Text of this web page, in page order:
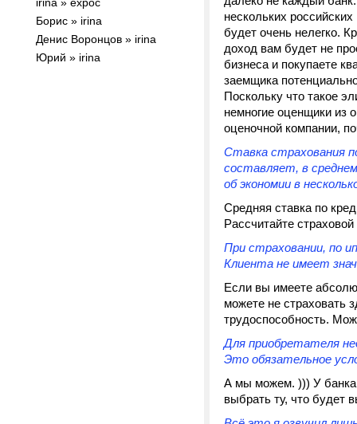
Борис » irina
Денис Воронцов » irina
Юрий » irina
нескольких
будет очень нелегко.
доход вам будет не
бизнеса и покупаете
заемщика
Поскольку что такое
немногие оценщики из
оценочной компании,
Ставка страхования
составляет, в
об экономии в
Средняя ставка по
Рассчитайте
При страховании, по
Клиента не имеет
Если вы имеете
можете не страховать
трудоспособность.
Для приобретателя
Это обязательное
А мы можем. ))) У банка
выбрать ту, что будет